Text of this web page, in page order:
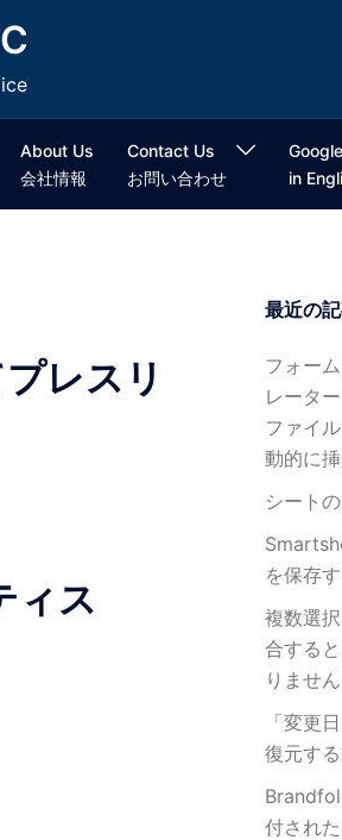
About Us
会社情報
Contact Us
お問い合わせ
in
レスリ
ィス
最近の
フォー
レータ
ファイ
動的に挿
シート
を保存
複数選
合する
りませ
「変更
復元す
付され